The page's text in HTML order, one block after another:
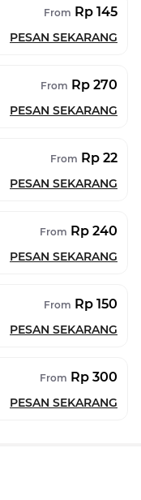
From Rp 145
PESAN SEKARANG
From Rp 270
PESAN SEKARANG
From Rp 22
PESAN SEKARANG
From Rp 240
PESAN SEKARANG
From Rp 150
PESAN SEKARANG
From Rp 300
PESAN SEKARANG